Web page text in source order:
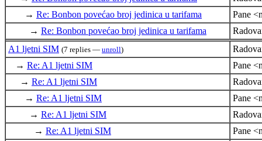
→ Re: Bonbon povećao broj jedinica u tarifama
Pane
→ Re: Bonbon povećao broj jedinica u tarifama
A1 ljetni SIM (7 replies — unroll)
→ Re: A1 ljetni SIM
Pane
→ Re: A1 ljetni SIM
→ Re: A1 ljetni SIM
Pane
→ Re: A1 ljetni SIM
→ Re: A1 ljetni SIM
Pane